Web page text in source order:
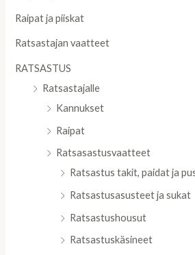
Raipat ja piiskat
Ratsastajan vaatteet
RATSASTUS
Ratsastajalle
Kannukset
Raipat
Ratsasastusvaatteet
Ratsastus takit, paidat ja
Ratsastusasusteet ja sukat
Ratsastushousut
Ratsastuskäsineet